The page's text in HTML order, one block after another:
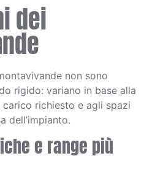
dei
non sono
rigido: variano in base alla
carico richiesto e agli spazi
dell’impianto.
e range più